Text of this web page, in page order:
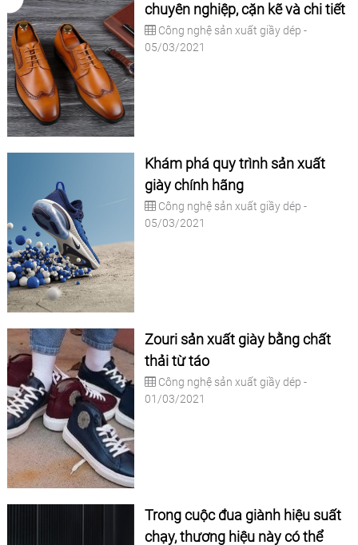
chuyên nghiệp, cặn kẽ và chi tiết
Công nghệ sản xuất giầy dép -
05/03/2021
Khám phá quy trình sản xuất
giày chính hãng
Công nghệ sản xuất giầy dép -
05/03/2021
Zouri sản xuất giày bằng chất
thải từ táo
Công nghệ sản xuất giầy dép -
01/03/2021
Trong cuộc đua giành hiệu suất
chạy, thương hiệu này có thể